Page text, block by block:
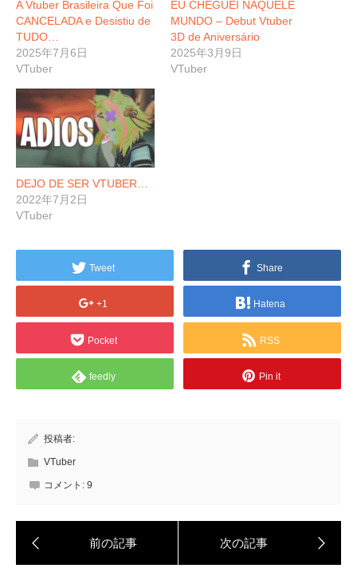
A Vtuber Brasileira Que Foi
CANCELADA e Desistiu de
TUDO…
2025年7月6日
VTuber
EU CHEGUEI NAQUELE
MUNDO – Debut Vtuber
3D de Aniversário
2025年3月9日
VTuber
DEJO DE SER VTUBER…
2022年7月2日
VTuber
Tweet Share
+1 Hatena
Pocket RSS
feedly Pin it
投稿者:
VTuber
コメント: 9